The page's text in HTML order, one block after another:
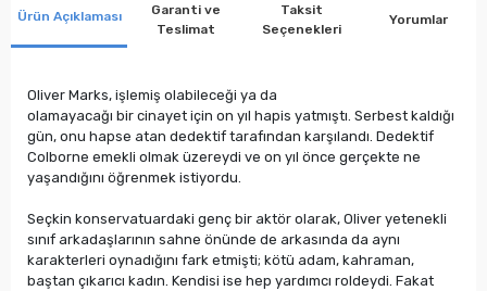
Ürün Açıklaması
Garanti ve
Teslimat
Taksit
Seçenekleri
Yorumlar
Oliver Marks, işlemiş olabileceği ya da
olamayacağı bir cinayet için on yıl hapis yatmıştı. Serbest kaldığı
gün, onu hapse atan dedektif tarafından karşılandı. Dedektif
Colborne emekli olmak üzereydi ve on yıl önce gerçekte ne
yaşandığını öğrenmek istiyordu.
Seçkin konservatuardaki genç bir aktör olarak, Oliver yetenekli
sınıf arkadaşlarının sahne önünde de arkasında da aynı
karakterleri oynadığını fark etmişti; kötü adam, kahraman,
baştan çıkarıcı kadın. Kendisi ise hep yardımcı roldeydi. Fakat